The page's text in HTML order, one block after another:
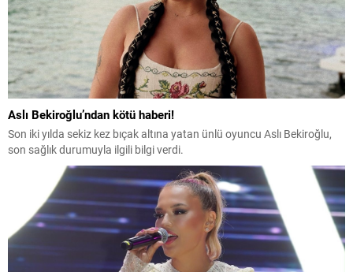
Aslı Bekiroğlu’ndan kötü haberi!
Son iki yılda sekiz kez bıçak altına yatan ünlü oyuncu Aslı Bekiroğlu,
son sağlık durumuyla ilgili bilgi verdi.